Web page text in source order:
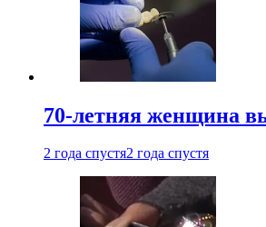
70-летняя женщина
2 года спустя2 года спустя